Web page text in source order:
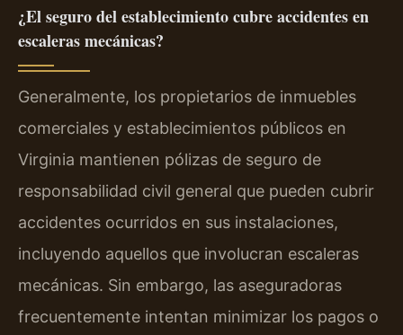
¿El seguro del establecimiento cubre accidentes en
escaleras mecánicas?
Generalmente, los propietarios de inmuebles
comerciales y establecimientos públicos en
Virginia mantienen pólizas de seguro de
responsabilidad civil general que pueden cubrir
accidentes ocurridos en sus instalaciones,
incluyendo aquellos que involucran escaleras
mecánicas. Sin embargo, las aseguradoras
frecuentemente intentan minimizar los pagos o